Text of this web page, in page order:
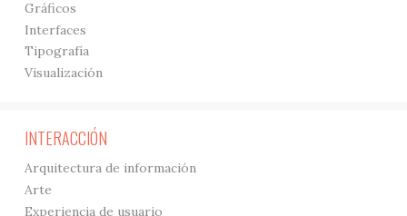
Gráficos
Interfaces
Tipografía
Visualización
INTERACCIÓN
Arquitectura de información
Arte
Experiencia de usuario